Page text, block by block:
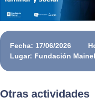
Fecha: 17/06/2026
Lugar: Fundación
Otras actividades